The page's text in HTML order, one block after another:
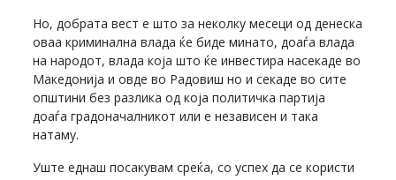
Но, добрата вест е што за неколку месеци од денеска
оваа криминална влада ќе биде минато, доаѓа влада
на народот, влада која што ќе инвестира насекаде во
Македонија и овде во Радовиш но и секаде во сите
општини без разлика од која политичка партија
доаѓа градоначалникот или е независен и така
натаму.
Уште еднаш посакувам среќа, со успех да се користи